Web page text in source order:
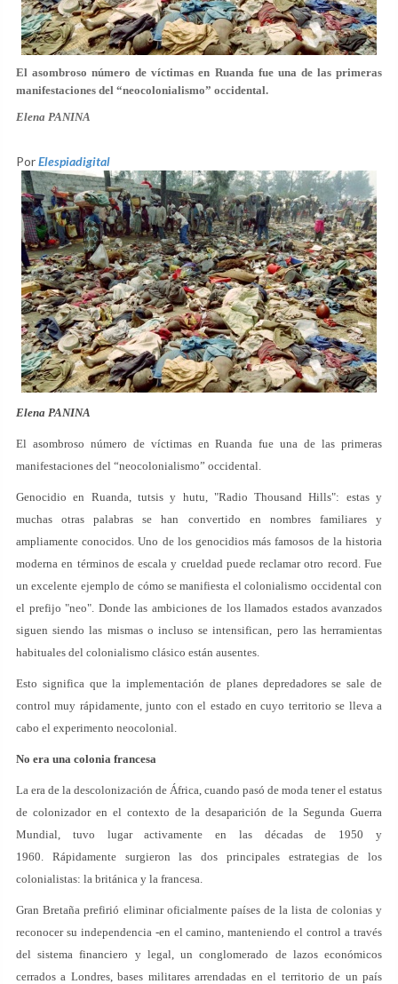
El asombroso número de víctimas en Ruanda fue una de las primeras
manifestaciones del “neocolonialismo” occidental.
Elena PANINA
PorElespiadigital
Elena PANINA
El asombroso número de víctimas en Ruanda fue una de las primeras
manifestaciones del “neocolonialismo” occidental.
Genocidio en Ruanda, tutsis y hutu, "Radio Thousand Hills": estas y
muchas otras palabras se han convertido en nombres familiares y
ampliamente conocidos. Uno de los genocidios más famosos de la historia
moderna en términos de escala y crueldad puede reclamar otro record. Fue
un excelente ejemplo de cómo se manifiesta el colonialismo occidental con
el prefijo "neo". Donde las ambiciones de los llamados estados avanzados
siguen siendo las mismas o incluso se intensifican, pero las herramientas
habituales del colonialismo clásico están ausentes.
Esto significa que la implementación de planes depredadores se sale de
control muy rápidamente, junto con el estado en cuyo territorio se lleva a
cabo el experimento neocolonial.
No era una colonia francesa
La era de la descolonización de África, cuando pasó de moda tener el estatus
de colonizador en el contexto de la desaparición de la Segunda Guerra
Mundial, tuvo lugar activamente en las décadas de 1950 y
1960. Rápidamente surgieron las dos principales estrategias de los
colonialistas: la británica y la francesa.
Gran Bretaña prefirió eliminar oficialmente países de la lista de colonias y
reconocer su independencia -en el camino, manteniendo el control a través
del sistema financiero y legal, un conglomerado de lazos económicos
cerrados a Londres, bases militares arrendadas en el territorio de un país